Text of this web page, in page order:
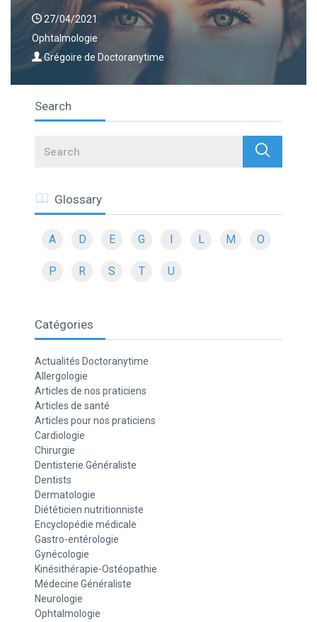
27/04/2021
Ophtalmologie
Grégoire de Doctoranytime
Search
Search
Glossary
A D E G L M O
P R S T U
Catégories
Actualités Doctoranytime
Allergologie
Articles de nos praticiens
Articles de santé
Articles pour nos praticiens
Cardiologie
Chirurgie
Dentisterie Généraliste
Dentists
Dermatologie
Diététicien nutritionniste
Encyclopédie médicale
Gastro-entérologie
Gynécologie
Kinésithérapie-Ostéopathie
Médecine Généraliste
Neurologie
Ophtalmologie